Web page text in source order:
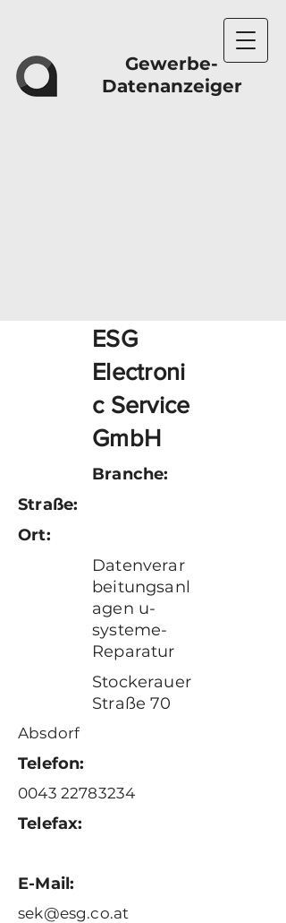
Gewerbe-
Datenanzeiger
ESG
Electroni
c Service
GmbH
Branche:
Straße:
Ort:
Datenverar
beitungsanl
agen u-
systeme-
Reparatur
Stockerauer
Straße 70
Absdorf
Telefon:
0043 22783234
Telefax:
E-Mail:
sek@esg.co.at